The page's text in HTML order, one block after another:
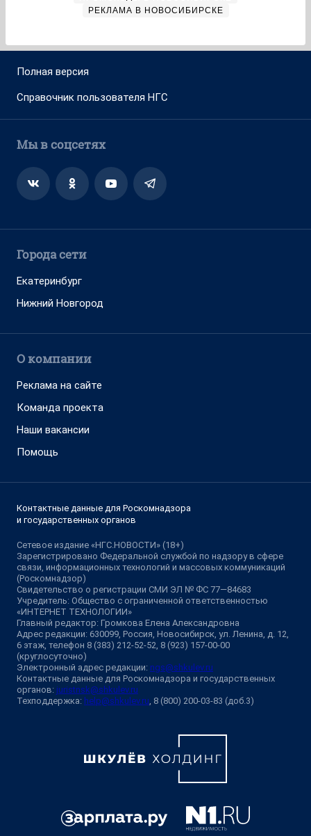
РЕКЛАМА В НОВОСИБИРСКЕ
Полная версия
Справочник пользователя НГС
Мы в соцсетях
Города сети
Екатеринбург
Нижний Новгород
О компании
Реклама на сайте
Команда проекта
Наши вакансии
Помощь
Контактные данные для Роскомнадзора
и государственных органов
Сетевое издание «НГС.НОВОСТИ» (18+)
Зарегистрировано Федеральной службой по надзору в сфере
связи, информационных технологий и массовых коммуникаций
(Роскомнадзор)
Свидетельство о регистрации СМИ ЭЛ № ФС 77—84683
Учредитель: Общество с ограниченной ответственностью
«ИНТЕРНЕТ ТЕХНОЛОГИИ»
Главный редактор: Громкова Елена Александровна
Адрес редакции: 630099, Россия, Новосибирск, ул. Ленина, д. 12,
6 этаж, телефон 8 (383) 212-52-52, 8 (923) 157-00-00
(круглосуточно)
Электронный адрес редакции: ngs@shkulev.ru
Контактные данные для Роскомнадзора и государственных
органов: juristnsk@shkulev.ru
Техподдержка: help@shkulev.ru, 8 (800) 200-03-83 (доб.3)